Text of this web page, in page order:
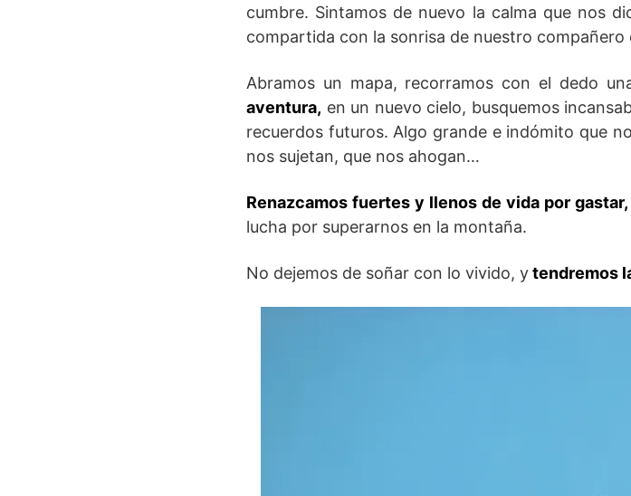
cumbre. Sintamos de nuevo la calma que nos
compartida con la sonrisa de nuestro compañero
Abramos un mapa, recorramos con el dedo
aventura, en un nuevo cielo, busquemos
recuerdos futuros. Algo grande e indómito que
nos sujetan, que nos ahogan…
Renazcamos fuertes y llenos de vida por gastar,
lucha por superarnos en la montaña.
No dejemos de soñar con lo vivido, ytendremos